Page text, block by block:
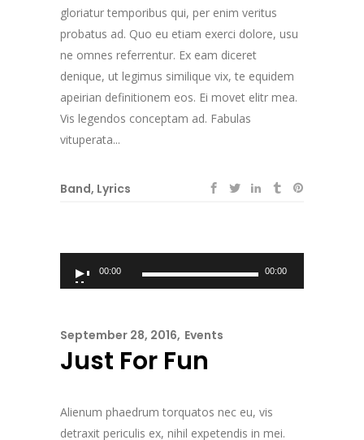
gloriatur temporibus qui, per enim veritus
probatus ad. Quo eu etiam exerci dolore, usu
ne omnes referrentur. Ex eam diceret
denique, ut legimus similique vix, te equidem
apeirian definitionem eos. Ei movet elitr mea.
Vis legendos conceptam ad. Fabulas
vituperata...
Band, Lyrics
Player
00:00 00:00
September 28, 2016 Events
Just For Fun
Alienum phaedrum torquatos nec eu, vis
detraxit periculis ex, nihil expetendis in mei.